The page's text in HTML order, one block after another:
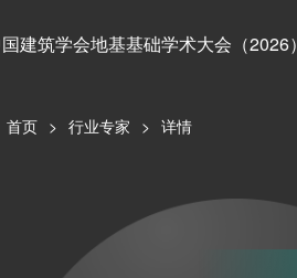
建筑学会地基基础学术大会（2026）
首页 > 行业专家 > 详情